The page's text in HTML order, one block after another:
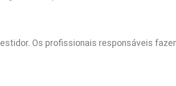
Os profissionais responsáveis